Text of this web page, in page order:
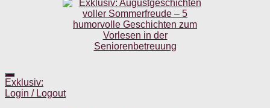
Exklusiv:
Login / Logout